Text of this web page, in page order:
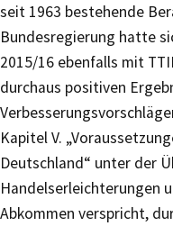
seit 1963 bestehende
Bundesregierung hatte
2015/16 ebenfalls mit
durchaus positiven
Kapitel V.
Deutschland“ unter der
Handelserleichterungen
Abkommen verspricht,